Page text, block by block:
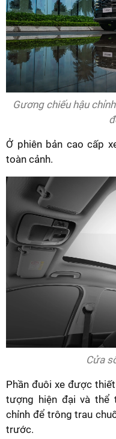
Gương chiếu hậu
Ở phiên bản cao cấp
toàn cảnh.
Cửa
Phần đuôi xe được
tượng hiện đại và thể
chỉnh để trông trau
trước.